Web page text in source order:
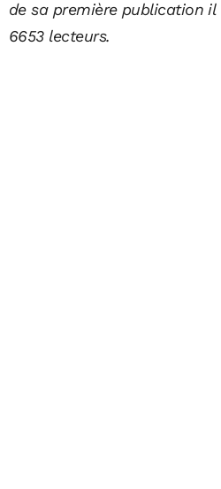
de sa première publication
6653 lecteurs.